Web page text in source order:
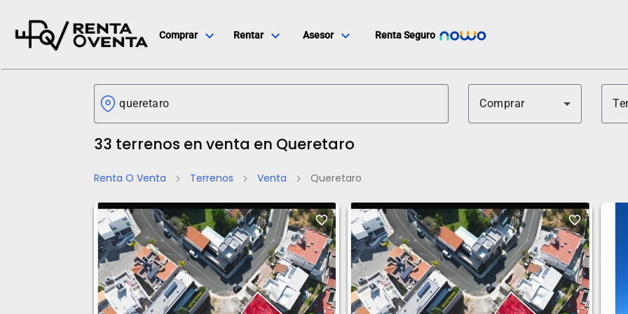
Comprar expand_more Rentar expand_more Asesor expand_more Renta Seguro
Comprar
33 terrenos en venta en Queretaro
Renta O Venta chevron_right Terrenos chevron_right Venta chevron_right Queretaro
favorite_border favorite_border